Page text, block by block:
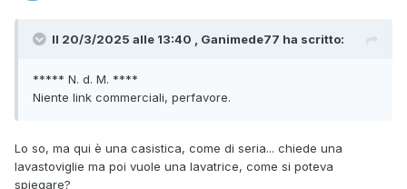
Il 20/3/2025 alle 13:40 , Ganimede77 ha scritto:
***** N. d. M. ****
Niente link commerciali, perfavore.
Lo so, ma qui è una casistica, come di seria... chiede una
lavastoviglie ma poi vuole una lavatrice, come si poteva
spiegare?